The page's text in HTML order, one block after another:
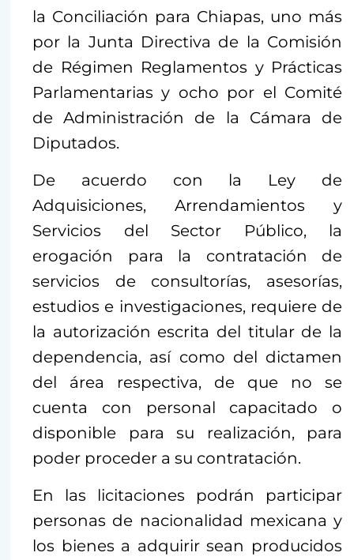
la Conciliación para Chiapas, uno más
por la Junta Directiva de la Comisión
de Régimen Reglamentos y Prácticas
Parlamentarias y ocho por el Comité
de Administración de la Cámara de
Diputados.
De acuerdo con la Ley de
Adquisiciones, Arrendamientos y
Servicios del Sector Público, la
erogación para la contratación de
servicios de consultorías, asesorías,
estudios e investigaciones, requiere de
la autorización escrita del titular de la
dependencia, así como del dictamen
del área respectiva, de que no se
cuenta con personal capacitado o
disponible para su realización, para
poder proceder a su contratación.
En las licitaciones podrán participar
personas de nacionalidad mexicana y
los bienes a adquirir sean producidos